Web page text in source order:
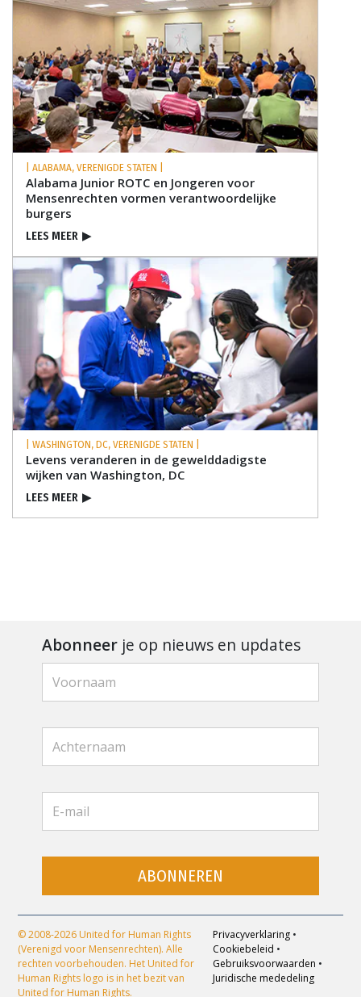
| ALABAMA, VERENIGDE STATEN |
Alabama Junior ROTC en Jongeren voor
Mensenrechten vormen verantwoordelijke
burgers
LEES MEER ▶
| WASHINGTON, DC, VERENIGDE STATEN |
Levens veranderen in de gewelddadigste
wijken van Washington, DC
LEES MEER ▶
Abonneer je op nieuws en updates
ABONNEREN
© 2008-2026 United for Human Rights
(Verenigd voor Mensenrechten). Alle
rechten voorbehouden. Het United for
Human Rights logo is in het bezit van
United for Human Rights.
Privacyverklaring •
Cookiebeleid •
Gebruiksvoorwaarden •
Juridische mededeling